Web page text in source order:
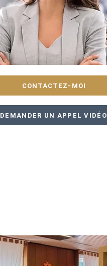
CONTACTEZ-MOI
DEMANDER UN APPEL VIDÉO